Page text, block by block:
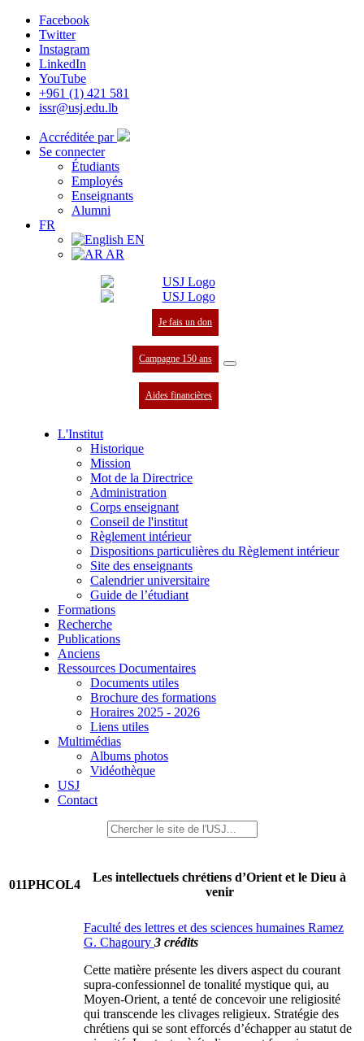
Facebook
Twitter
Instagram
LinkedIn
YouTube
+961 (1) 421 581
issr@usj.edu.lb
Accréditée par
Se connecter
Étudiants
Employés
Enseignants
Alumni
FR
EN
AR
Je fais un don
Campagne 150 ans
Aides financières
L'Institut
Historique
Mission
Mot de la Directrice
Administration
Corps enseignant
Conseil de l'institut
Règlement intérieur
Dispositions particulières du Règlement intérieur
Site des enseignants
Calendrier universitaire
Guide de l’étudiant
Formations
Recherche
Publications
Anciens
Ressources Documentaires
Documents utiles
Brochure des formations
Horaires 2025 - 2026
Liens utiles
Multimédias
Albums photos
Vidéothèque
USJ
Contact
011PHCOL4
Les intellectuels chrétiens d’Orient et le Dieu à
venir
Faculté des lettres et des sciences humaines Ramez
G. Chagoury 3 crédits
Cette matière présente les divers aspect du courant
supra-confessionnel de tonalité mystique qui, au
Moyen-Orient, a tenté de concevoir une religiosité
qui transcende les clivages religieux. Stratégie des
chrétiens qui se sont efforcés d’échapper au statut de